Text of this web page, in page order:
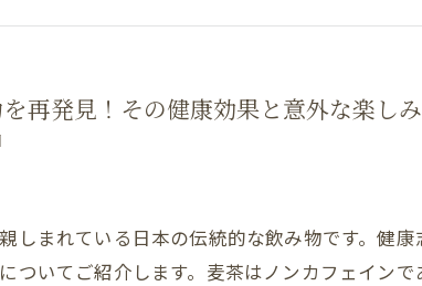
再発見！その健康効果と意外な楽し
しまれている日本の伝統的な飲み物です。健
ついてご紹介します。麦茶はノンカフェイン